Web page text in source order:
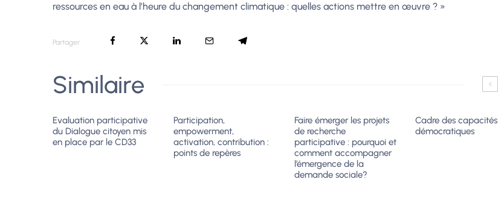
ressources en eau à l’heure du changement climatique : quelles actions mettre en œuvre ? »
Partager
Similaire
Evaluation participative
du Dialogue citoyen mis
en place par le CD33
Participation,
empowerment,
activation, contribution :
points de repères
Faire émerger les projets
de recherche
participative : pourquoi et
comment accompagner
l’émergence de la
demande sociale?
Cadre des capacités
démocratiques